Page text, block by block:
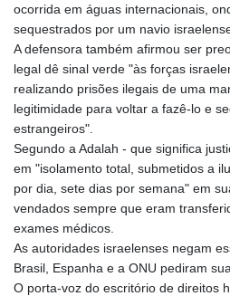
ocorrida em águas internacionais,
sequestrados por um navio
A defensora também afirmou ser
legal dê sinal verde "às forças
realizando prisões ilegais de uma
legitimidade para voltar a fazê-lo e
estrangeiros".
Segundo a Adalah - que significa
em "isolamento total, submetidos a
por dia, sete dias por semana" em
vendados sempre que eram
exames médicos.
As autoridades israelenses negam
Brasil, Espanha e a ONU pediram
O porta-voz do escritório de direitos